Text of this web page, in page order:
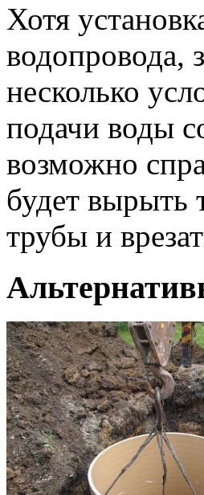
Хотя
водопровода,
несколько
подачи воды
возможно
будет вырыть
трубы и